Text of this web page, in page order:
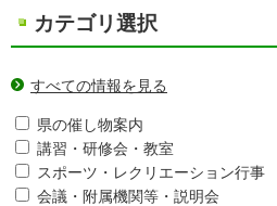
カテゴリ選択
すべての情報を見る
県の催し物案内
講習・研修会・教室
スポーツ・レクリエーション行事
会議・附属機関等・説明会